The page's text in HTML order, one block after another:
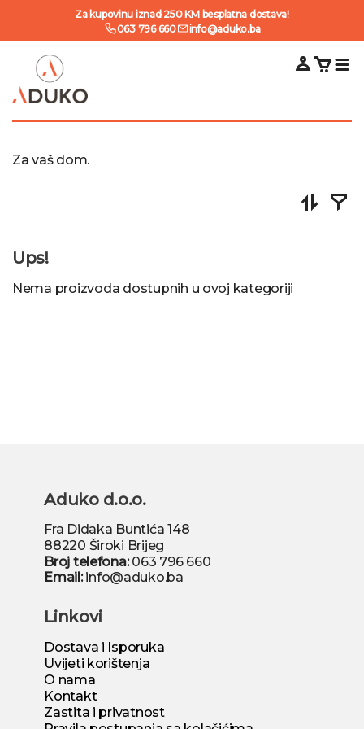
Za kupovinu iznad 250 KM besplatna dostava!
063 796 660
info@aduko.ba
Za vaš dom.
Ups!
Nema proizvoda dostupnih u ovoj kategoriji
Aduko d.o.o.
Fra Didaka Buntića 148
88220 Široki Brijeg
Broj telefona:063 796 660
Email:info@aduko.ba
Linkovi
Dostava i Isporuka
Uvijeti korištenja
O nama
Kontakt
Zastita i privatnost